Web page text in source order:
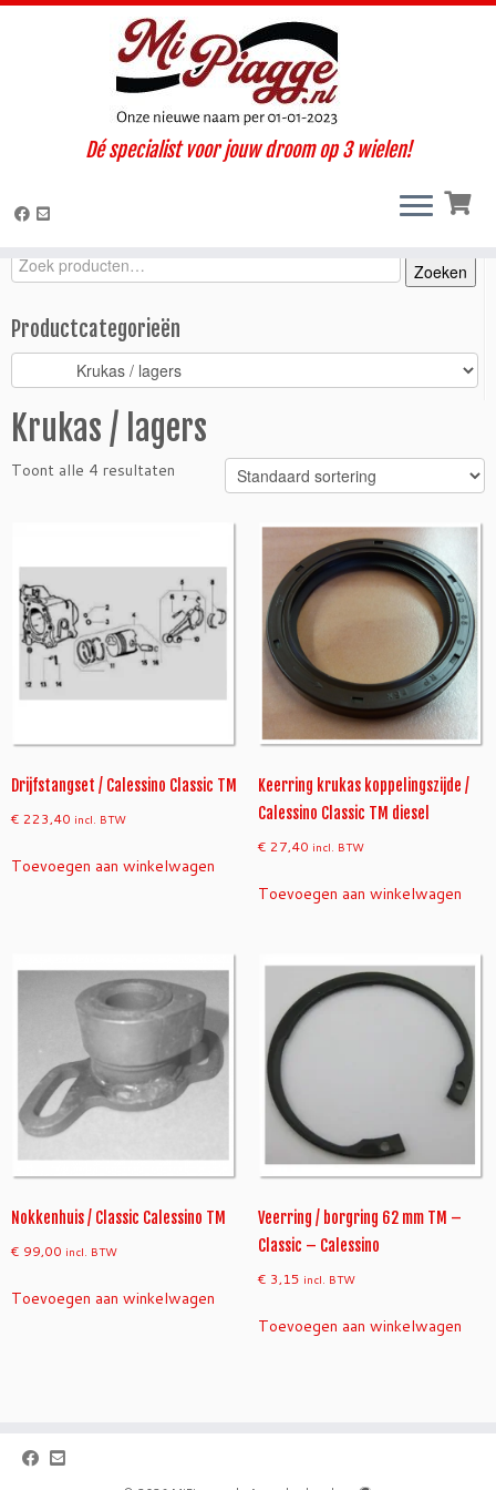
Dé specialist voor jouw droom op 3 wielen!
Onderdelen / accessoires » Ape Classic » Classic MP 601
Zoeken
Zoeken
naar:
Zoeken
Productcategorieën
Krukas / lagers
Toont alle 4 resultaten
Drijfstangset / Calessino Classic TM
€ 223,40 incl. BTW
Toevoegen aan winkelwagen
Keerring krukas koppelingszijde /
Calessino Classic TM diesel
€ 27,40 incl. BTW
Toevoegen aan winkelwagen
Nokkenhuis / Classic Calessino TM
€ 99,00 incl. BTW
Toevoegen aan winkelwagen
Veerring / borgring 62 mm TM –
Classic – Calessino
€ 3,15 incl. BTW
Toevoegen aan winkelwagen